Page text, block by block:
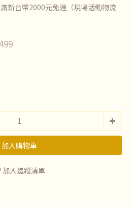
新台幣2000元免運（現場活動物流
加入購物車
加入追蹤清單